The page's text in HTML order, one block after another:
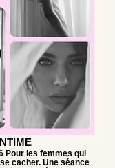
Pour les femmes qui
cacher. Une séance